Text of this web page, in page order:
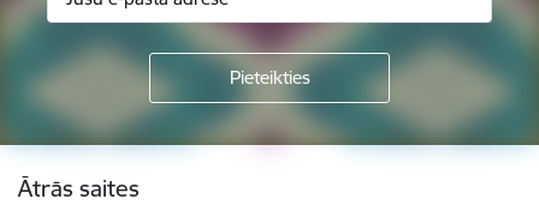
Kājene
Ātrās saites